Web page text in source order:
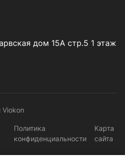
дом 15А стр.5 1 этаж
Политика
конфиденциальности
Карта
сайта